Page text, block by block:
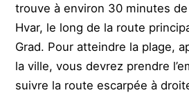
trouve à environ 30 minutes
Hvar, le long de la route
Grad. Pour atteindre la plage,
la ville, vous devrez prendre
suivre la route escarpée à